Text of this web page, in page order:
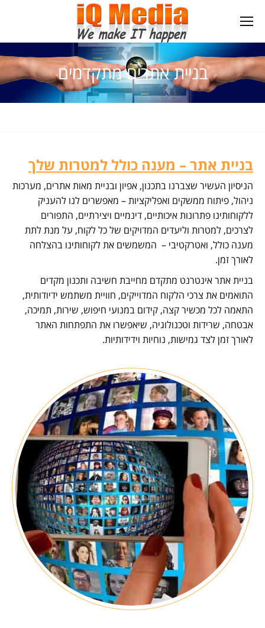
בניית אתרים מתקדמים
בניית אתר – מענה כולל למטרות שלך
הניסיון העשיר שצברנו בתכנון, אפיון ובניית מאות אתרים, מערכות
ניהול, פיתוח ממשקים ואפליקציות – מאפשרים לנו להעניק
ללקוחותינו פתרונות איכותיים, דינמיים ויצירתיים, התפורים
לצרכים, למטרות וליעדים המדויקים של כל לקוח, על מנת לתת
מענה כולל, ואטרקטיבי – המשמשים את לקוחותינו בהצלחה
לאורך זמן.
בניית אתר אינטרנט מתקדם מחייבת חשיבה ותכנון מקדים
התואמים את צרכי הלקוח המדוייקים, חוויית משתמש ידיודותית,
התאמה לכל מכשיר קצה, קידום במנועי חיפוש, שירות, תמיכה,
אבטחה, שרידות וטכנולוגיה, שיאפשרו את התפתחות האתר
לאורך זמן לצד גמישות, נוחיות וידידותיות.